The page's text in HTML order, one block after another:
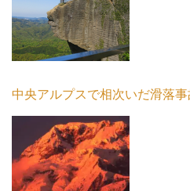
中央アルプスで相次いだ滑落事